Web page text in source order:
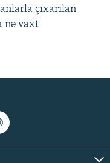
çıxarılan
nə vaxt